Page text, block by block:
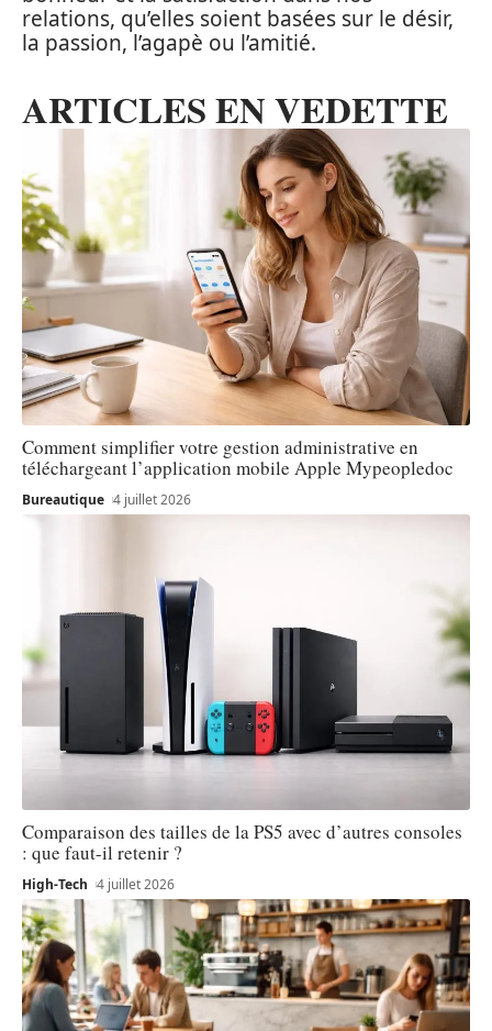
relations, qu’elles soient basées sur le désir,
la passion, l’agapè ou l’amitié.
ARTICLES EN VEDETTE
Comment simplifier votre gestion administrative en
téléchargeant l’application mobile Apple Mypeopledoc
Bureautique 4 juillet 2026
Comparaison des tailles de la PS5 avec d’autres consoles
: que faut-il retenir ?
High-Tech 4 juillet 2026